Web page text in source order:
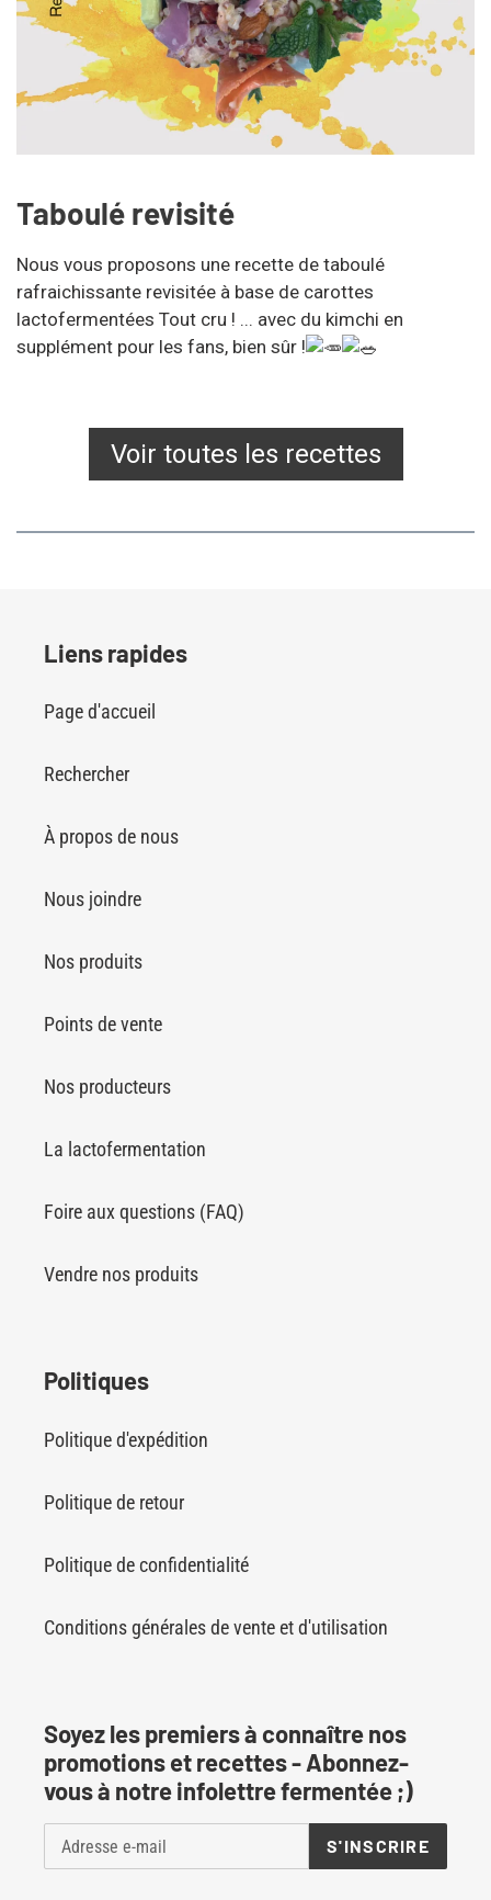
Taboulé revisité
Nous vous proposons une recette de taboulé
rafraichissante revisitée à base de carottes
lactofermentées Tout cru ! ... avec du kimchi en
supplément pour les fans, bien sûr !
Voir toutes les recettes
Liens rapides
Page d'accueil
Rechercher
À propos de nous
Nous joindre
Nos produits
Points de vente
Nos producteurs
La lactofermentation
Foire aux questions (FAQ)
Vendre nos produits
Politiques
Politique d'expédition
Politique de retour
Politique de confidentialité
Conditions générales de vente et d'utilisation
Soyez les premiers à connaître nos
promotions et recettes - Abonnez-
vous à notre infolettre fermentée ;)
S'INSCRIRE